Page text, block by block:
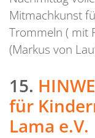
Mitmachkunst
Trommeln ( mit
(Markus von
15.
für
Lama e.V.